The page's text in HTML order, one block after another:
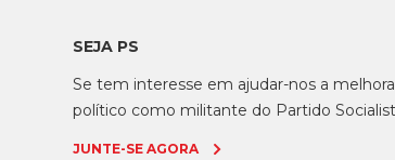
SEJA PS
Se tem interesse em ajudar-nos a
político como militante do Partido
JUNTE-SE AGORA